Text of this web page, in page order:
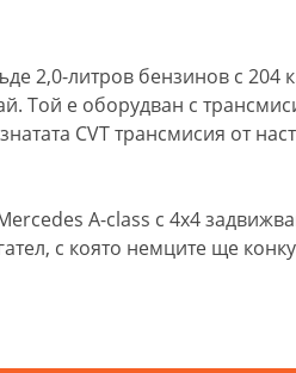
2,0-литров бензинов с 204
Той е оборудван с
CVT трансмисия от
A-class с 4х4
с която немците ще